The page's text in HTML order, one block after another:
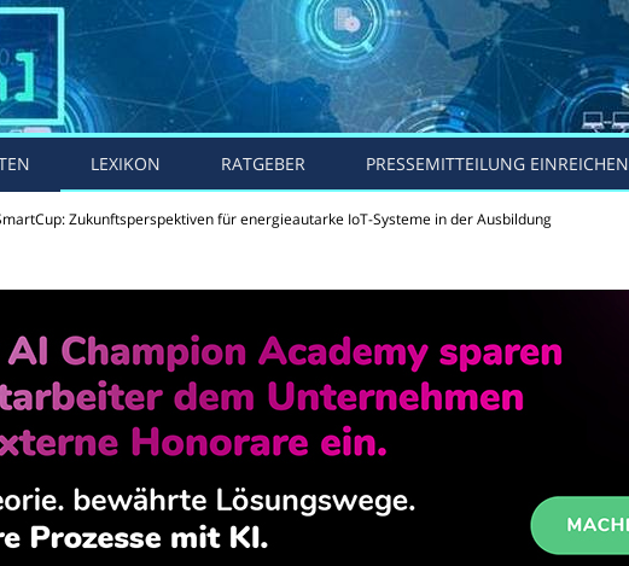
LEXIKON RATGEBER PRESSEMITTEILUNG EINREICHEN
Zukunftsperspektiven für energieautarke IoT-Systeme in der Ausbildung